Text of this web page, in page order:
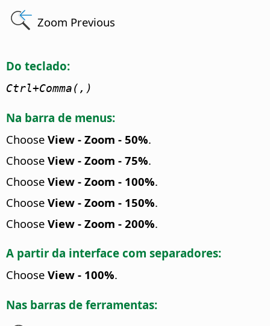
Zoom Previous
Do teclado:
Ctrl+Comma(,)
Na barra de menus:
Choose View - Zoom - 50%.
Choose View - Zoom - 75%.
Choose View - Zoom - 100%.
Choose View - Zoom - 150%.
Choose View - Zoom - 200%.
A partir da interface com separadores:
Choose View - 100%.
Nas barras de ferramentas: